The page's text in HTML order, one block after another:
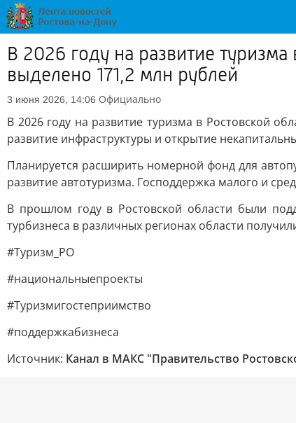
В 2026 году на развитие
выделено 171,2 млн рублей
3 июня 2026, 14:06 Официально
В 2026 году на развитие туризма в Ростовской
развитие инфраструктуры и открытие
Планируется расширить номерной фонд для
развитие автотуризма. Господдержка малого и
В прошлом году в Ростовской области были
турбизнеса в различных регионах области
#Туризм_РО
#национальныепроекты
#Туризмигостеприимство
#поддержкабизнеса
Источник: Канал в МАКС "Правительство